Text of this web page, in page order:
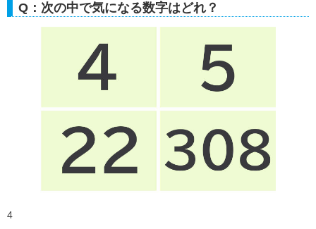
Q：次の中で気になる数字はどれ？
4